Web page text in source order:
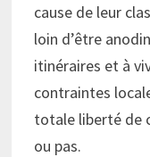
cause de leur
loin d’être
itinéraires et à
contraintes
totale liberté de
ou pas.